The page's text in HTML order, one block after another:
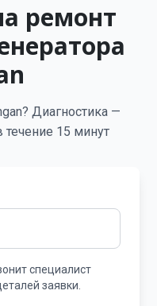
ремонт
Диагностика —
15 минут
специалист
заявки.